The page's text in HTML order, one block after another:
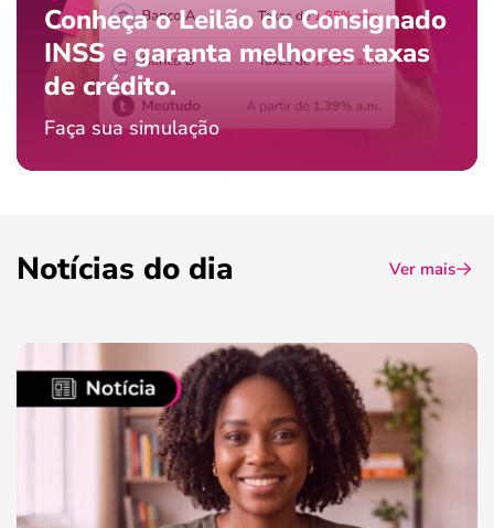
Conheça o Leilão do Consignado
INSS e garanta melhores taxas
de crédito.
Faça sua simulação
Notícias do dia Ver mais